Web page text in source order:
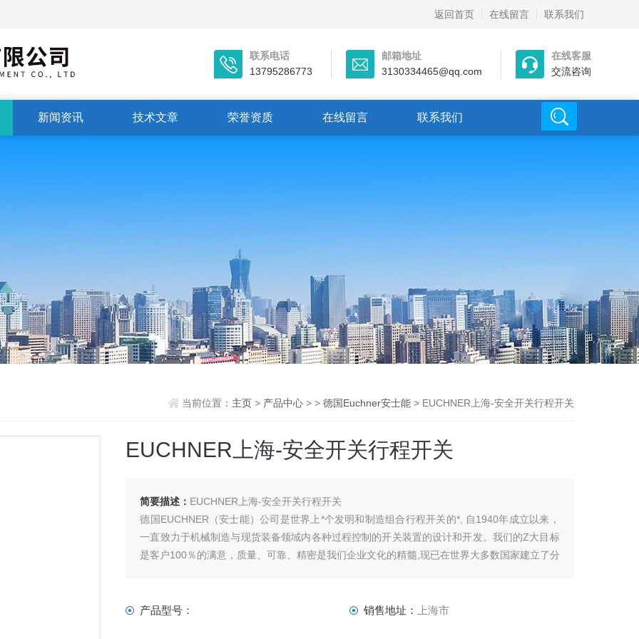
返回首页 在线留言 联系我们
联系电话
13795286773
邮箱地址
3130334465@qq.com
在线客服
交流咨询
新闻资讯 技术文章 荣誉资质 在线留言 联系我们
当前位置： 主页 > 产品中心> > 德国Euchner安士能> EUCHNER上海-安全开关行程开关
EUCHNER上海-安全开关行程开关
简要描述： EUCHNER上海-安全开关行程开关
德国EUCHNER（安士能）公司是世界上*个发明和制造组合行程开关的*, 自1940年成立以来，
一直致力于机械制造与现货装备领域内各种过程控制的开关装置的设计和开发。我们的Z大目标
是客户100％的满意，质量、可靠、精密是我们企业文化的精髓,现已在世界大多数国家建立了分
产品型号： 销售地址： 上海市